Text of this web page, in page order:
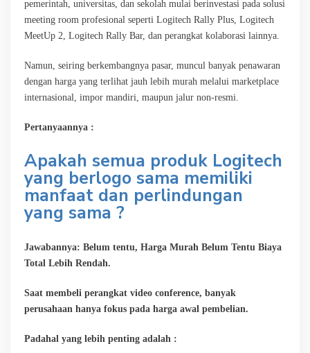
pemerintah, universitas, dan sekolah mulai berinvestasi pada solusi
meeting room profesional seperti Logitech Rally Plus, Logitech
MeetUp 2, Logitech Rally Bar, dan perangkat kolaborasi lainnya.
Namun, seiring berkembangnya pasar, muncul banyak penawaran
dengan harga yang terlihat jauh lebih murah melalui marketplace
internasional, impor mandiri, maupun jalur non-resmi.
Pertanyaannya :
Apakah semua produk Logitech
yang berlogo sama memiliki
manfaat dan perlindungan
yang sama ?
Jawabannya: Belum tentu, Harga Murah Belum Tentu Biaya
Total Lebih Rendah.
Saat membeli perangkat video conference, banyak
perusahaan hanya fokus pada harga awal pembelian.
Padahal yang lebih penting adalah :